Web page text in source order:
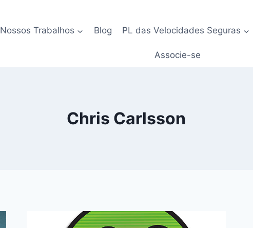
Nossos Trabalhos Blog PL das Velocidades Seguras
Associe-se
Chris Carlsson